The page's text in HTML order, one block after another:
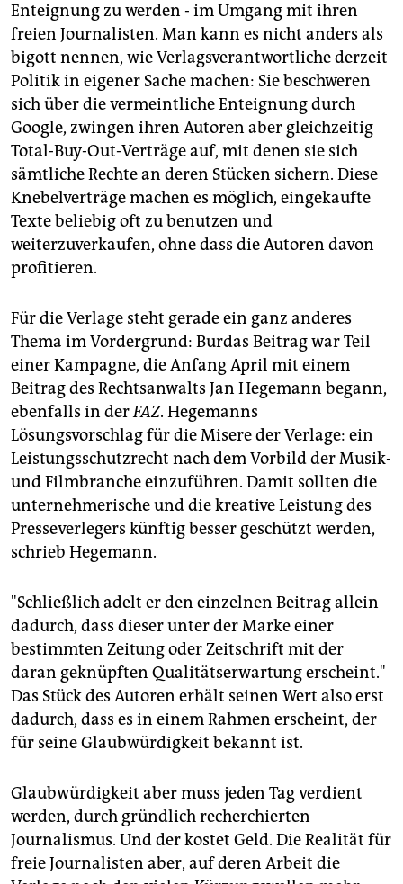
Enteignung zu werden - im Umgang mit ihren
freien Journalisten. Man kann es nicht anders als
bigott nennen, wie Verlagsverantwortliche derzeit
Politik in eigener Sache machen: Sie beschweren
sich über die vermeintliche Enteignung durch
Google, zwingen ihren Autoren aber gleichzeitig
Total-Buy-Out-Verträge auf, mit denen sie sich
sämtliche Rechte an deren Stücken sichern. Diese
Knebelverträge machen es möglich, eingekaufte
Texte beliebig oft zu benutzen und
weiterzuverkaufen, ohne dass die Autoren davon
profitieren.
Für die Verlage steht gerade ein ganz anderes
Thema im Vordergrund: Burdas Beitrag war Teil
einer Kampagne, die Anfang April mit einem
Beitrag des Rechtsanwalts Jan Hegemann begann,
ebenfalls in derFAZ. Hegemanns
Lösungsvorschlag für die Misere der Verlage: ein
Leistungsschutzrecht nach dem Vorbild der Musik-
und Filmbranche einzuführen. Damit sollten die
unternehmerische und die kreative Leistung des
Presseverlegers künftig besser geschützt werden,
schrieb Hegemann.
"Schließlich adelt er den einzelnen Beitrag allein
dadurch, dass dieser unter der Marke einer
bestimmten Zeitung oder Zeitschrift mit der
daran geknüpften Qualitätserwartung erscheint."
Das Stück des Autoren erhält seinen Wert also erst
dadurch, dass es in einem Rahmen erscheint, der
für seine Glaubwürdigkeit bekannt ist.
Glaubwürdigkeit aber muss jeden Tag verdient
werden, durch gründlich recherchierten
Journalismus. Und der kostet Geld. Die Realität für
freie Journalisten aber, auf deren Arbeit die